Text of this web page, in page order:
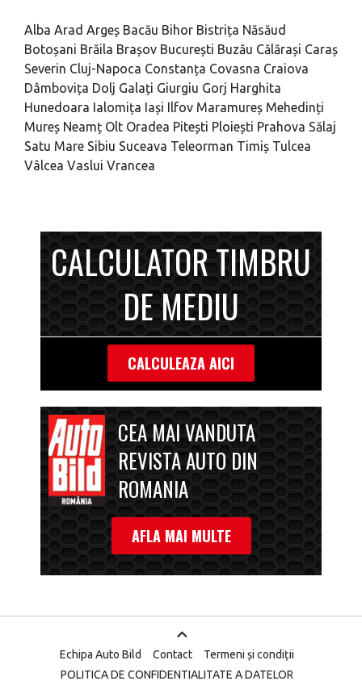
Alba Arad Argeș Bacău Bihor Bistrița Năsăud
Botoșani Brăila Brașov București Buzău Călărași Caraș
Severin Cluj-Napoca Constanța Covasna Craiova
Dâmbovița Dolj Galați Giurgiu Gorj Harghita
Hunedoara Ialomița Iași Ilfov Maramureș Mehedinți
Mureș Neamț Olt Oradea Pitești Ploiești Prahova Sălaj
Satu Mare Sibiu Suceava Teleorman Timiș Tulcea
Vâlcea Vaslui Vrancea
CALCULATOR TIMBRU
DE MEDIU
CALCULEAZA AICI
CEA MAI VANDUTA
REVISTA AUTO DIN
ROMANIA
AFLA MAI MULTE
Echipa Auto Bild Contact
Termeni și condiții
POLITICA DE CONFIDENTIALITATE A DATELOR